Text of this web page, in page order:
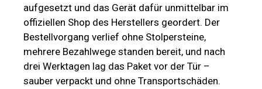
aufgesetzt und das Gerät dafür unmittelbar im
offiziellen Shop des Herstellers geordert. Der
Bestellvorgang verlief ohne Stolpersteine,
mehrere Bezahlwege standen bereit, und nach
drei Werktagen lag das Paket vor der Tür –
sauber verpackt und ohne Transportschäden.